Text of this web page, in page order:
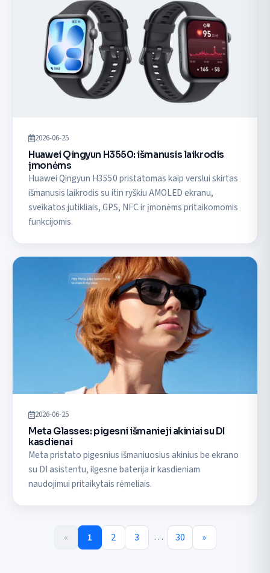
2026-06-25
Huawei Qingyun H3550: išmanusis laikrodis
įmonėms
Huawei Qingyun H3550 pristatomas kaip verslui skirtas
išmanusis laikrodis su itin ryškiu AMOLED ekranu,
sveikatos jutikliais, GPS, NFC ir įmonėms pritaikomomis
funkcijomis.
2026-06-25
Meta Glasses: pigesni išmanieji akiniai su DI
kasdienai
Meta pristato pigesnius išmaniuosius akinius be ekrano
su DI asistentu, ilgesne baterija ir kasdieniam
naudojimui pritaikytais rėmeliais.
« 1 2 3 … 30 »